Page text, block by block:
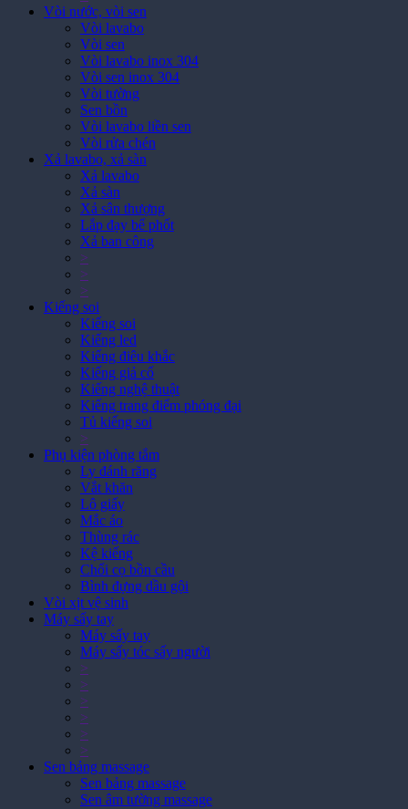
Vòi lavabo
Vòi sen
Vòi lavabo inox 304
Vòi sen inox 304
Vòi tường
Sen bồn
Vòi lavabo liền sen
Vòi rửa chén
Xả lavabo, xả sàn
Xả lavabo
Xả sàn
Xả sân thượng
Lắp đạy bể phốt
Xả ban công
>
>
>
Kiếng soi
Kiếng soi
Kiếng led
Kiếng điêu khắc
Kiếng giả cổ
Kiếng nghệ thuật
Kiếng trang điểm phóng đại
Tủ kiếng soi
>
Phụ kiện phòng tắm
Ly đánh răng
Vắt khăn
Lô giấy
Mắc áo
Thùng rác
Kệ kiếng
Chổi cọ bồn cầu
Bình đựng dầu gội
Vòi xịt vệ sinh
Máy sấy tay
Máy sấy tay
Máy sấy tóc sấy người
>
>
>
>
>
>
Sen bảng massage
Sen bảng massage
Sen âm tường massage
Sen âm trần